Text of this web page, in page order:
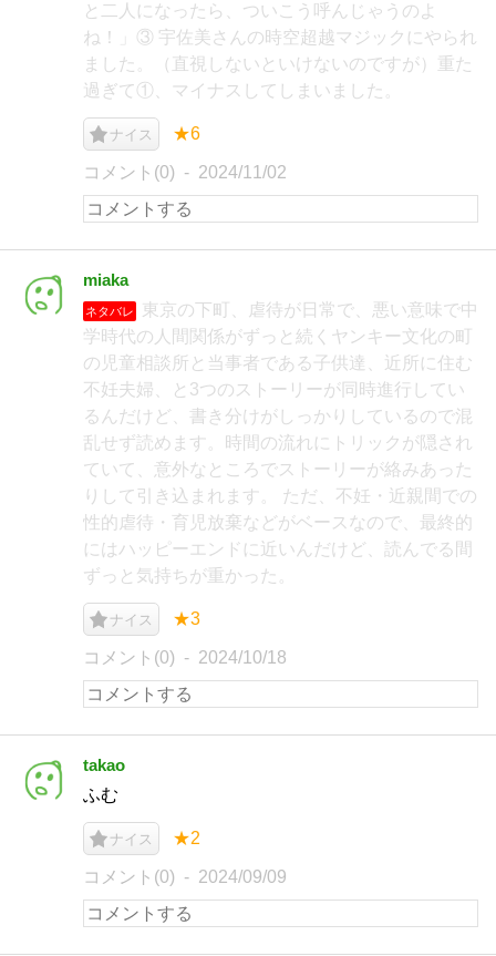
と二人になったら、ついこう呼んじゃうのよ
ね！」③ 宇佐美さんの時空超越マジックにやられ
ました。（直視しないといけないのですが）重た
過ぎて①、マイナスしてしまいました。
ナイス ★6
コメント(0) 2024/11/02
miaka
ネタバレ
東京の下町、虐待が日常で、悪い意味で中
学時代の人間関係がずっと続くヤンキー文化の町
の児童相談所と当事者である子供達、近所に住む
不妊夫婦、と3つのストーリーが同時進行してい
るんだけど、書き分けがしっかりしているので混
乱せず読めます。時間の流れにトリックが隠され
ていて、意外なところでストーリーが絡みあった
りして引き込まれます。 ただ、不妊・近親間での
性的虐待・育児放棄などがベースなので、最終的
にはハッピーエンドに近いんだけど、読んでる間
ずっと気持ちが重かった。
ナイス ★3
コメント(0) 2024/10/18
takao
ふむ
ナイス ★2
コメント(0) 2024/09/09